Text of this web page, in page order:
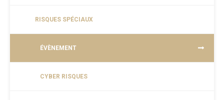
RISQUES SPÉCIAUX
ÉVÈNEMENT
CYBER RISQUES